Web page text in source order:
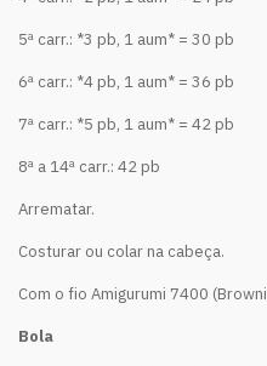
5ª carr.: *3 pb, 1 aum* = 30 pb
6ª carr.: *4 pb, 1 aum* = 36 pb
7ª carr.: *5 pb, 1 aum* = 42 pb
8ª a 14ª carr.: 42 pb
Arrematar.
Costurar ou colar na cabeça.
Com o fio Amigurumi 7400
Bola